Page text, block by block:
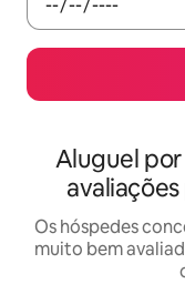
Aluguel
Os hóspedes
muito bem